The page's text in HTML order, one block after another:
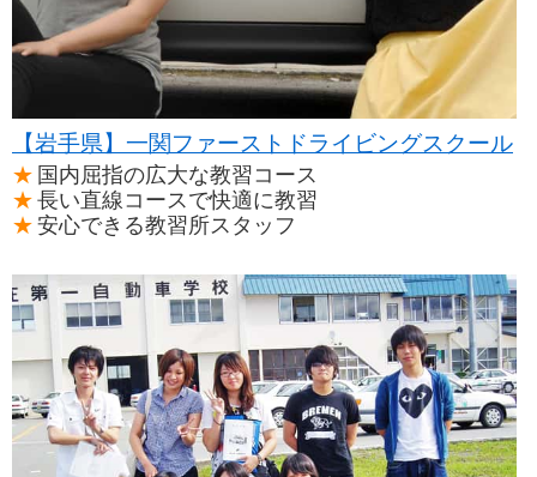
【岩手県】一関ファーストドライビングスクール
国内屈指の広大な教習コース
長い直線コースで快適に教習
安心できる教習所スタッフ